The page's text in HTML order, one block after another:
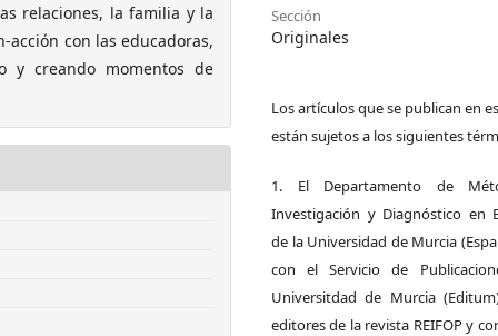
relaciones, la familia y la
acción con las educadoras,
y creando momentos de
Sección
Originales
Los artículos que se publican en
están sujetos a los siguientes
1. El Departamento de
Investigación y Diagnóstico en
de la Universidad de Murcia
con el Servicio de
Universitdad de Murcia
editores de la revista REIFOP y